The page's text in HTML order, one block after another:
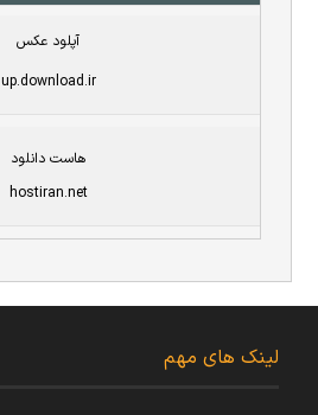
آپلود عکس
up.download.ir
هاست دانلود
hostiran.net
لینک های مهم